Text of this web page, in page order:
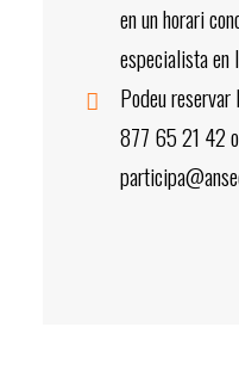
en un horari
especialista en
Podeu
877 65 21 42